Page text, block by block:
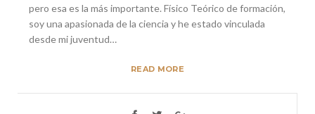
pero esa es la más importante. Físico Teórico de formación,
soy una apasionada de la ciencia y he estado vinculada
desde mi juventud…
READ MORE